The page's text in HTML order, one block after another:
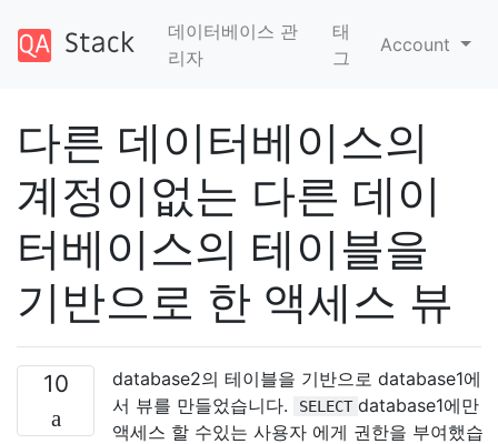
데이터베이스 관
리자
태
그
Account
다른 데이터베이스의
계정이없는 다른 데이
터베이스의 테이블을
기반으로 한 액세스 뷰
10
database2의 테이블을 기반으로 database1에
서 뷰를 만들었습니다.
SELECT database1에만
액세스 할 수있는 사용자 에게 권한을 부여했습